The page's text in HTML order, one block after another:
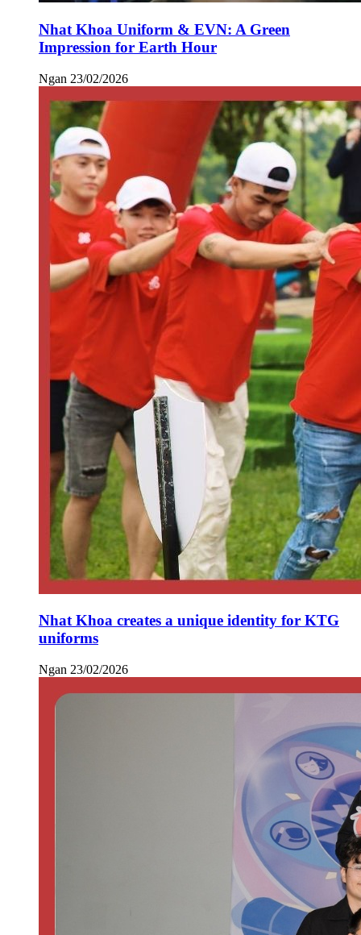
Nhat Khoa Uniform & EVN: A Green
Impression for Earth Hour
Ngan 23/02/2026
Nhat Khoa creates a unique identity for KTG
uniforms
Ngan 23/02/2026